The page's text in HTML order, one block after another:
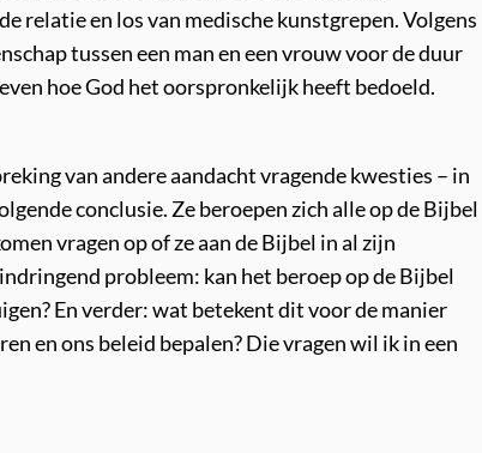
relatie en los van medische kunstgrepen. Volgens
tussen een man en een vrouw voor de duur
hoe God het oorspronkelijk heeft bedoeld.
van andere aandacht vragende kwesties – in
conclusie. Ze beroepen zich alle op de Bijbel
vragen op of ze aan de Bijbel in al zijn
probleem: kan het beroep op de Bijbel
En verder: wat betekent dit voor de manier
en ons beleid bepalen? Die vragen wil ik in een